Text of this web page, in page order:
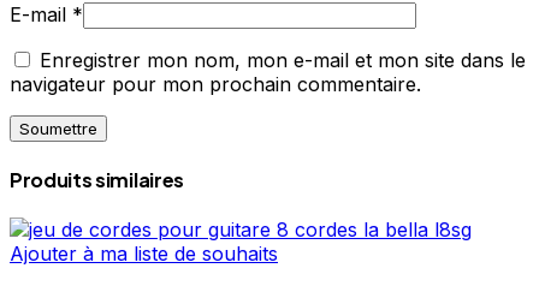
E-mail *
Enregistrer mon nom, mon e-mail et mon site dans le
navigateur pour mon prochain commentaire.
Produits similaires
Ajouter à ma liste de souhaits